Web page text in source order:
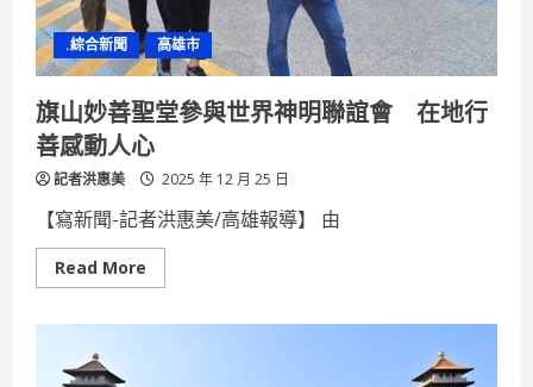
.綜合新聞 高雄市
旗山妙善聖堂參與世界神明聯誼會 在地行
善感動人心
記者洪惠美 2025 年 12 月 25 日
【寫新聞-記者洪惠美/高雄報導】 由
Read More
more